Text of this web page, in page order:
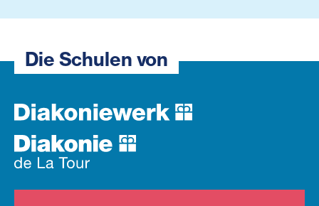
Die Schulen von